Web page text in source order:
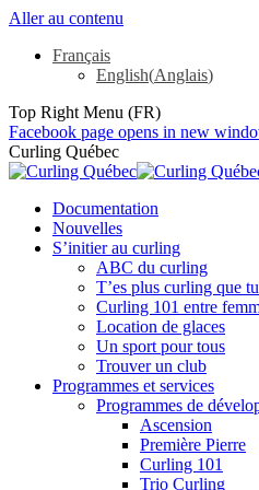
Aller au contenu
Français
English(Anglais)
Top Right Menu (FR)
Facebook page opens in new
Curling Québec
Documentation
Nouvelles
S’initier au curling
ABC du curling
T’es plus curling que
Curling 101 entre
Location de glaces
Un sport pour tous
Trouver un club
Programmes et services
Programmes de
Ascension
Première Pierre
Curling 101
Trio Curling